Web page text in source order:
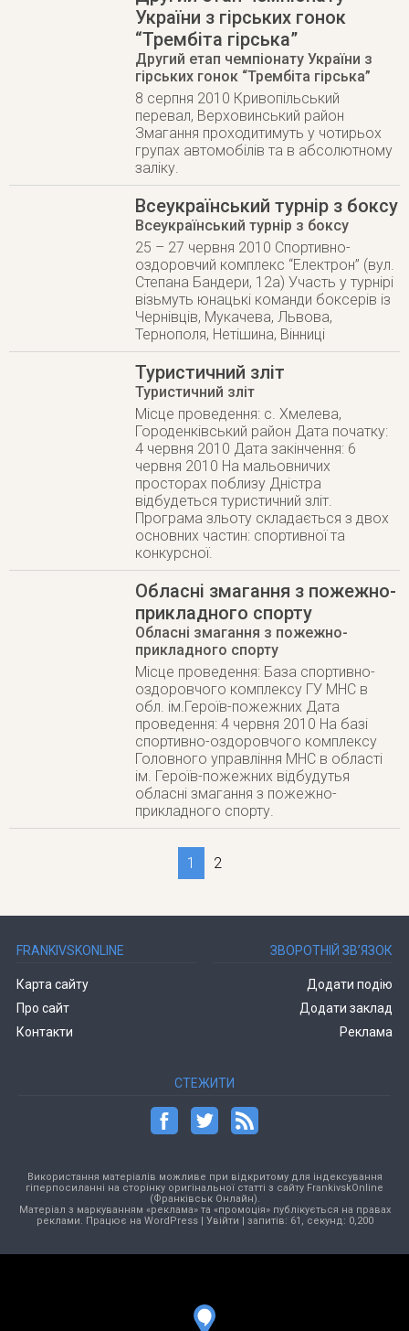
України з гірських гонок
“Трембіта гірська”
Другий етап чемпіонату України з
гірських гонок “Трембіта гірська”
8 серпня 2010 Кривопільський
перевал, Верховинський район
Змагання проходитимуть у чотирьох
групах автомобілів та в абсолютному
заліку.
Всеукраїнський турнір з боксу
Всеукраїнський турнір з боксу
25 – 27 червня 2010 Спортивно-
оздоровчий комплекс “Електрон” (вул.
Степана Бандери, 12а) Участь у турнірі
візьмуть юнацькі команди боксерів із
Чернівців, Мукачева, Львова,
Тернополя, Нетішина, Вінниці
Туристичний зліт
Туристичний зліт
Місце проведення: с. Хмелева,
Городенківський район Дата початку:
4 червня 2010 Дата закінчення: 6
червня 2010 На мальовничих
просторах поблизу Дністра
відбудеться туристичний зліт.
Програма зльоту складається з двох
основних частин: спортивної та
конкурсної.
Обласні змагання з пожежно-
прикладного спорту
Обласні змагання з пожежно-
прикладного спорту
Місце проведення: База спортивно-
оздоровчого комплексу ГУ МНС в
обл. ім.Героїв-пожежних Дата
проведення: 4 червня 2010 На базі
спортивно-оздоровчого комплексу
Головного управління МНС в області
ім. Героїв-пожежних відбудутья
обласні змагання з пожежно-
прикладного спорту.
1 2
FRANKIVSKONLINE
Карта сайту
Про сайт
Контакти
ЗВОРОТНІЙ ЗВ’ЯЗОК
Додати подію
Додати заклад
Реклама
СТЕЖИТИ
Використання матеріалів можливе при відкритому для індексування
гіперпосиланні на сторінку оригінальної статті з сайту FrankivskOnline
(Франківськ Онлайн).
Матеріал з маркуванням «реклама» та «промоція» публікується на правах
реклами. Працює на WordPress| Увійти | запитів: 61, секунд: 0,200